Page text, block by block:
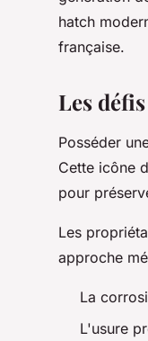
hatch
française.
Les
Posséder
Cette icône
pour
Les
approche
La
L'usure